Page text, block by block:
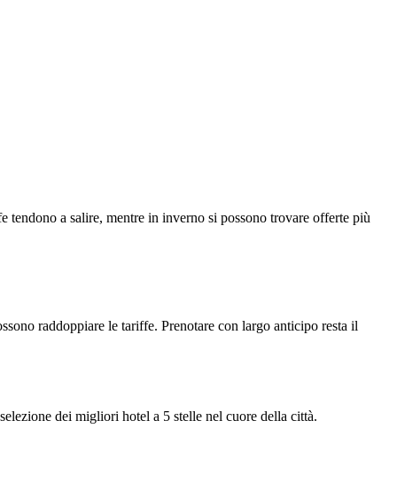
tendono a salire, mentre in inverno si possono trovare offerte più
raddoppiare le tariffe. Prenotare con largo anticipo resta il
dei migliori hotel a 5 stelle nel cuore della città.